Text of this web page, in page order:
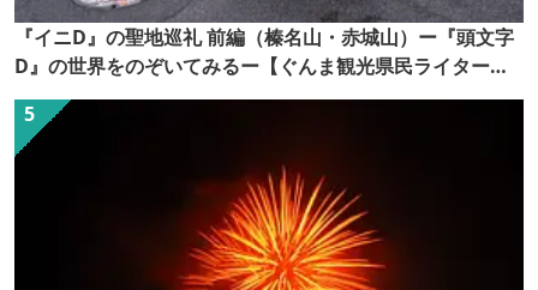
『イニD』の聖地巡礼 前編（榛名山・赤城山）ー『頭文字
D』の世界をのぞいてみるー【ぐんま観光県民ライター
（ぐん記者）】